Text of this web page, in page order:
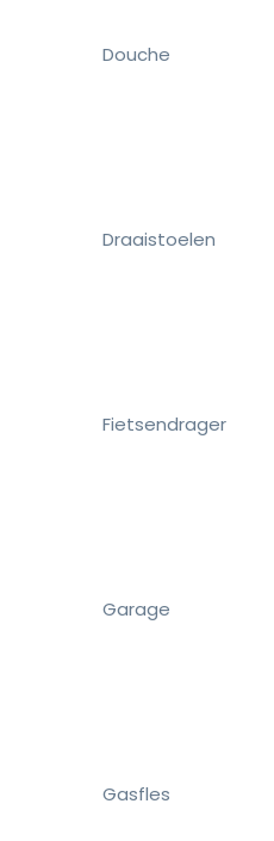
Douche
Draaistoelen
Fietsendrager
Garage
Gasfles